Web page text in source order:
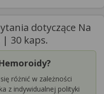
dotyczące Na
30 kaps.
różnić w zależności
z indywidualnej polityki